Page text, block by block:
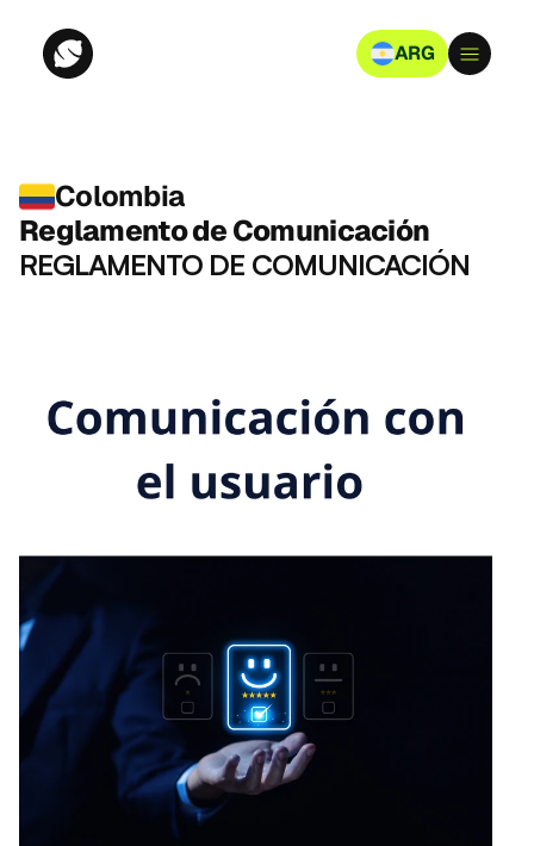
ARG
Colombia
Reglamento de Comunicación
REGLAMENTO DE COMUNICACIÓN